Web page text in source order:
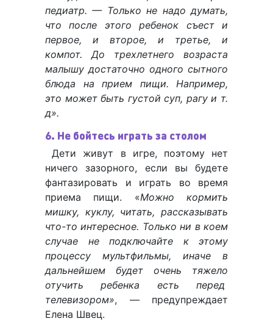
педиатр. — Только не надо думать,
что после этого ребенок съест и
первое, и второе, и третье, и
компот. До трехлетнего возраста
малышу достаточно одного сытного
блюда на прием пищи. Например,
это может быть густой суп, рагу и т.
д».
6. Не бойтесь играть за столом
Дети живут в игре, поэтому нет
ничего зазорного, если вы будете
фантазировать и играть во время
приема пищи. «Можно кормить
мишку, куклу, читать, рассказывать
что-то интересное. Только ни в коем
случае не подключайте к этому
процессу мультфильмы, иначе в
дальнейшем будет очень тяжело
отучить ребенка есть перед
телевизором», — предупреждает
Елена Швец.